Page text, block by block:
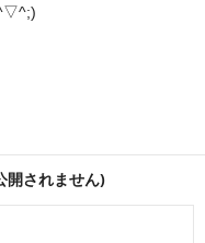
開されません)